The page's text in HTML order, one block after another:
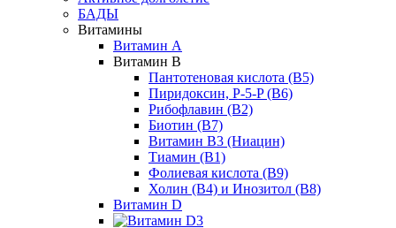
БАДЫ
Витамины
Витамин А
Витамин В
Пантотеновая кислота (В5)
Пиридоксин, P-5-P (B6)
Рибофлавин (В2)
Биотин (В7)
Витамин B3 (Ниацин)
Тиамин (В1)
Фолиевая кислота (В9)
Холин (В4) и Инозитол (В8)
Витамин D